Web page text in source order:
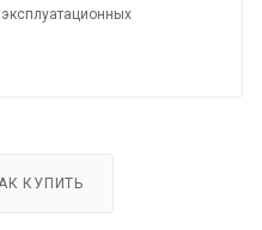
КУПИТЬ